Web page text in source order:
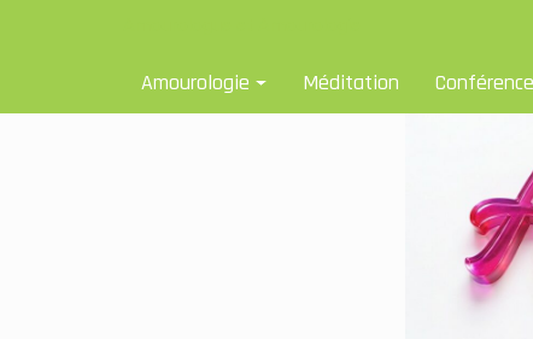
Amourologie Méditation Conférence